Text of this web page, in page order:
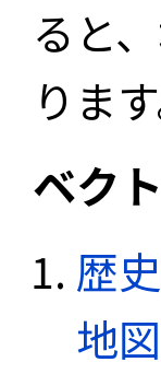
ると
ります
ベク
歴
地